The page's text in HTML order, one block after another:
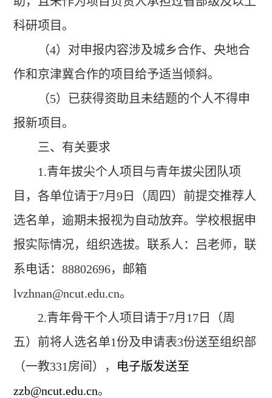
科研项目。
（4）对申报内容涉及城乡合作、央地合
作和京津冀合作的项目给予适当倾斜。
（5）已获得资助且未结题的个人不得申
报新项目。
三、有关要求
1.青年拔尖个人项目与青年拔尖团队项
目，各单位请于7月9日（周四）前提交推荐人
选名单，逾期未报视为自动放弃。学校根据申
报实际情况，组织选拔。联系人：吕老师，联
系电话：88802696，邮箱
lvzhnan@ncut.edu.cn。
2.青年骨干个人项目请于7月17日（周
五）前将人选名单1份及申请表3份送至组织部
（一教331房间）， 电子版发送至
zzb@ncut.edu.cn。